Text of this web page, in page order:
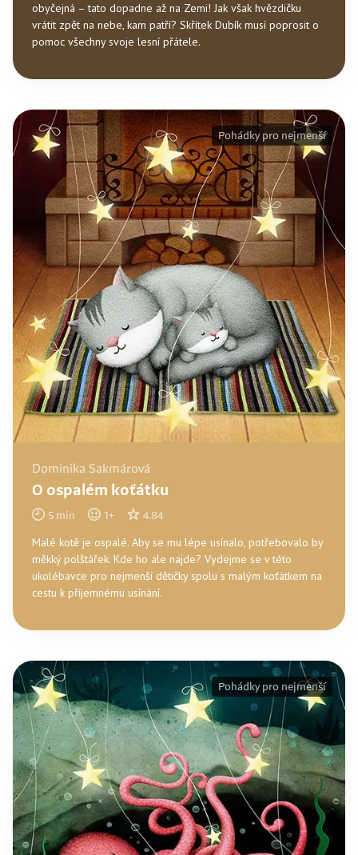
obyčejná – tato dopadne až na Zemi! Jak však hvězdičku
vrátit zpět na nebe, kam patří? Skřítek Dubík musí poprosit o
pomoc všechny svoje lesní přátele.
Dominika Sakmárová
O ospalém koťátku
5 min 1+ 4.84
Malé kotě je ospalé. Aby se mu lépe usínalo, potřebovalo by
měkký polštářek. Kde ho ale najde? Vydejme se v této
ukolébavce pro nejmenší dětičky spolu s malým koťátkem na
cestu k příjemnému usínání.
Pohádky pro nejmenší
Pohádky pro nejmenší